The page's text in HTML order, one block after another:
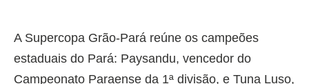
A Supercopa Grão-Pará reúne os campeões
estaduais do Pará: Paysandu, vencedor do
Campeonato Paraense da 1ª divisão, e Tuna Luso,